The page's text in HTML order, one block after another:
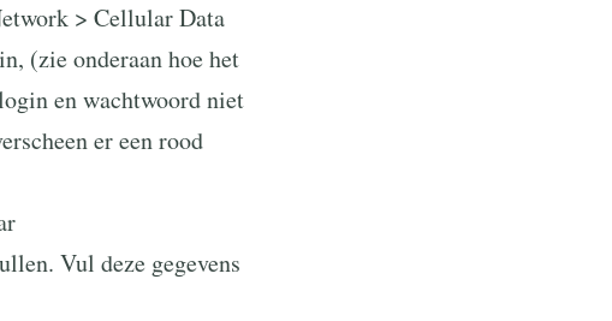
> Cellular Data
(zie onderaan hoe het
en wachtwoord niet
er een rood
Vul deze gegevens